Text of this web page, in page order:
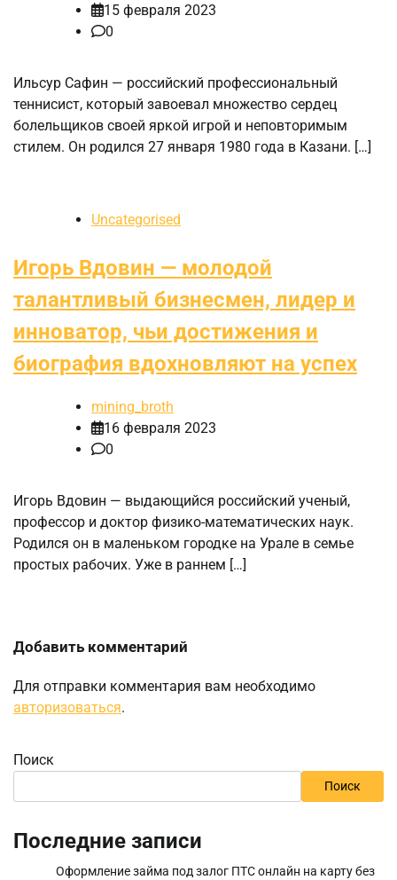
15 февраля 2023
0
Ильсур Сафин — российский профессиональный
теннисист, который завоевал множество сердец
болельщиков своей яркой игрой и неповторимым
стилем. Он родился 27 января 1980 года в Казани. […]
Uncategorised
Игорь Вдовин — молодой
талантливый бизнесмен, лидер и
инноватор, чьи достижения и
биография вдохновляют на успех
mining_broth
16 февраля 2023
0
Игорь Вдовин — выдающийся российский ученый,
профессор и доктор физико-математических наук.
Родился он в маленьком городке на Урале в семье
простых рабочих. Уже в раннем […]
Добавить комментарий
Для отправки комментария вам необходимо
авторизоваться.
Поиск
Поиск
Последние записи
Оформление займа под залог ПТС онлайн на карту без